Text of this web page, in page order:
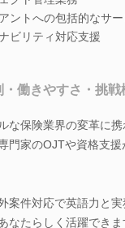
ントへの包括的なサ
ビリティ対応支援
・働きやすさ・挑
な保険業界の変革に
門家のOJTや資格支
案件対応で英語力と
なたらしく活躍できま